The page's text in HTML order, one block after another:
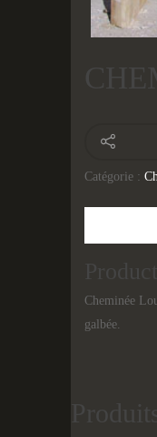
Catégorie :
Cheminée
galbée.